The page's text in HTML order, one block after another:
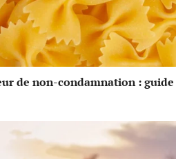
de non-condamnation :